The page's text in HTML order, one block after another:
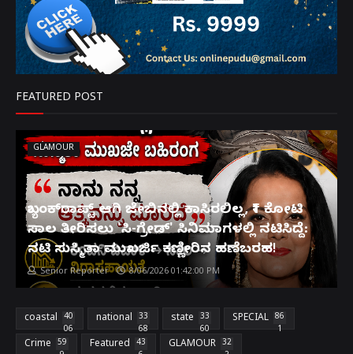
FEATURED POST
GLAMOUR
ಬ್ಯಾಂಕ್‌ರಾಪ್ಟ್‌ ಆಗಿ ಜೇಬಿನಲ್ಲಿ ಕಾಸಿರಲಿಲ್ಲ, ₹1 ಕೋಟಿ
ಸಾಲ ತೀರಿಸಲು 'ಸಿ-ಗ್ರೇಡ್' ಸಿನಿಮಾಗಳಲ್ಲಿ ನಟಿಸಿದ್ದೆ:
ನಟಿ ಸುಸ್ಮಿತಾ ಮುಖರ್ಜಿ ಕಣ್ಣೀರಿನ ಹಣೆಬರಹ!
Senior Reporter 8/06/2026 01:42:00 PM
coastal
40
06
national
33
68
state
33
60
SPECIAL
86
1
Crime
59
Featured
43
GLAMOUR
32